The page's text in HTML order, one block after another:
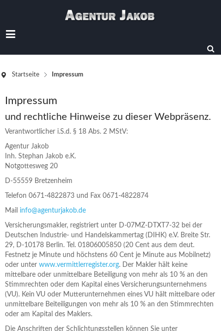
Startseite Impressum
Impressum
und rechtliche Hinweise zu dieser Webpräsenz.
Verantwortlicher i.S.d. § 18 Abs. 2 MStV:
Agentur Jakob
Inh. Stephan Jakob e.K.
Notgottesweg 20
D-55559 Bretzenheim
Telefon 0671-4822873 und Fax 0671-4822874
Mail info@agenturjakob.de
Versicherungsmakler, registriert unter D-07MZ-DTXT7-32 bei der
Deutschen Industrie- und Handelskammertag (DIHK) e.V. Breite Str.
29, D-10178 Berlin. Tel. 01806005850 (20 Cent aus dem deut.
Festnetz je Minute und höchstens 60 Cent je Minute aus Mobilnetz)
oder unter www.vermittlerregister.org. Der Makler hält keine
mittelbare oder unmittelbare Beteiligung von mehr als 10 % an den
Stimmrechten oder dem Kapital eines Versicherungsunternehmens
(VU). Kein VU oder Mutterunternehmen eines VU hält mittelbare oder
unmittelbare Beiteiligungen von mehr als 10 % an den Stimmrechten
oder am Kapital des Maklers.
Die Anschriften der Schlichtungsstellen können Sie unter